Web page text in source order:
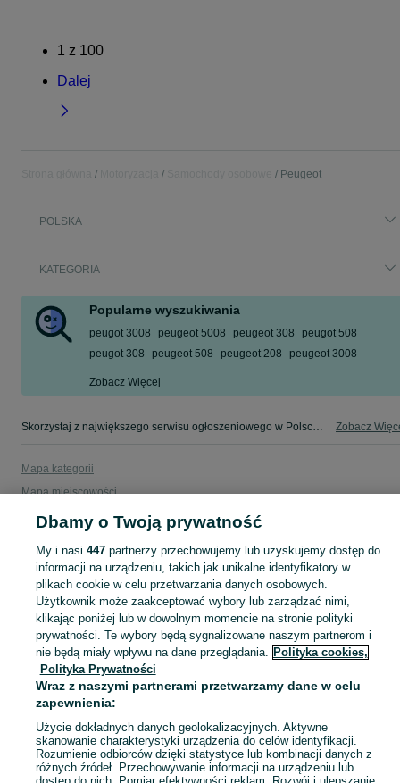
1 z 100
Dalej
Peugeot
POLSKA
KATEGORIA
Popularne wyszukiwania
peugot 3008 peugeot 5008 peugeot 308
peugot 508
peugot 308
peugeot 508 peugeot 208 peugeot 3008
Zobacz Więcej
Skorzystaj z największego serwisu ogłoszeniowego w Polsce. Kupuj to, czego pragniesz i sprzedawaj to, czego już nie potrzebujesz w kategorii Peugeot! Zobacz
Mapa kategorii
Mapa miejscowości
Mapa ministron
Dbamy o Twoją prywatność
My i nasi 447partnerzy przechowujemy lub uzyskujemy dostęp do
informacji na urządzeniu, takich jak unikalne identyfikatory w
plikach cookie w celu przetwarzania danych osobowych.
Użytkownik może zaakceptować wybory lub zarządzać nimi,
klikając poniżej lub w dowolnym momencie na stronie polityki
prywatności. Te wybory będą sygnalizowane naszym partnerom i
nie będą miały wpływu na dane przeglądania. Polityka cookies,
Polityka Prywatności
Wraz z naszymi partnerami przetwarzamy dane w celu
zapewnienia:
Użycie dokładnych danych geolokalizacyjnych. Aktywne
skanowanie charakterystyki urządzenia do celów identyfikacji.
Rozumienie odbiorców dzięki statystyce lub kombinacji danych z
różnych źródeł. Przechowywanie informacji na urządzeniu lub